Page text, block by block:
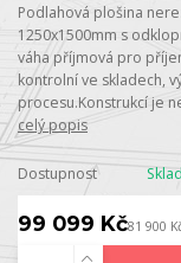
Podlahová plošina
1250x1500mm s
váha příjmová pro
kontrolní ve skladech,
procesu.Konstrukcí je
celý popis
Dostupnost
99 099 Kč81 900